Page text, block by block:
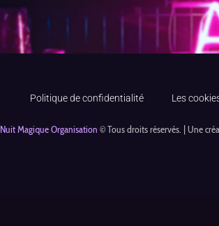
Politique de confidentialité Les
Nuit Magique Organisation © Tous droits réservés. | Une